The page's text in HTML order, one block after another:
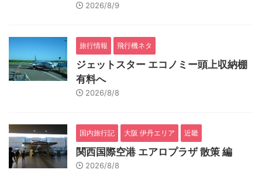
2026/8/9
旅行情報 飛行機ネタ
ジェットスター エコノミー頭上収納棚
有料へ
2026/8/8
国内旅行記 大阪 伊丹エリア 近畿
関西国際空港 エアロプラザ 散策 編
2026/8/8